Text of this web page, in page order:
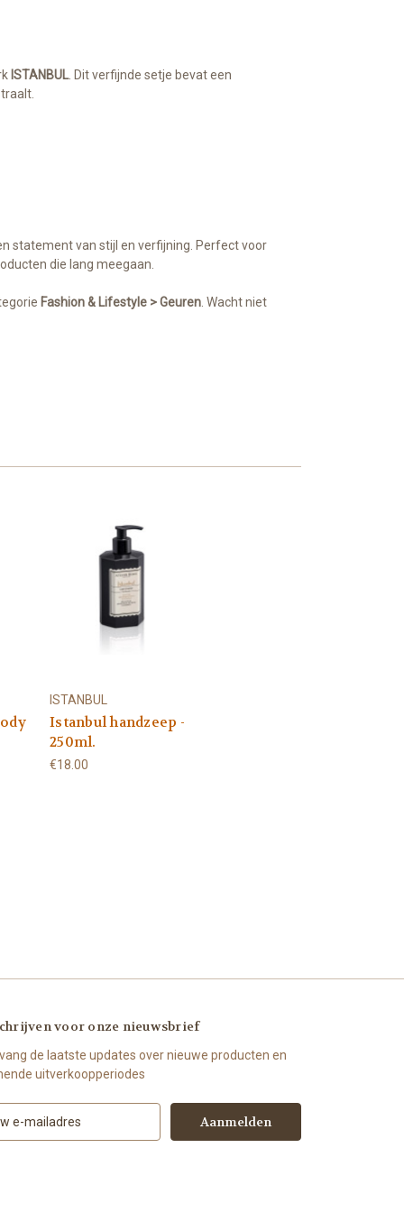
ISTANBUL. Dit verfijnde setje bevat een
statement van stijl en verfijning. Perfect voor
die lang meegaan.
Fashion & Lifestyle > Geuren . Wacht niet
ISTANBUL
Istanbul handzeep -
250ml.
€18.00
voor onze nieuwsbrief
de laatste updates over nieuwe producten en
uitverkoopperiodes